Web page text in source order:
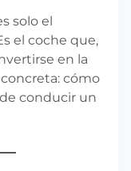
solo el
el coche que,
en la
cómo
conducir un